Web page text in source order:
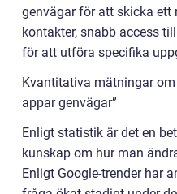
genvägar för att skicka ett
kontakter, snabb access
för att utföra specifika
Kvantitativa mätningar
appar genvägar”
Enligt statistik är det en
kunskap om hur man
Enligt Google-trender har